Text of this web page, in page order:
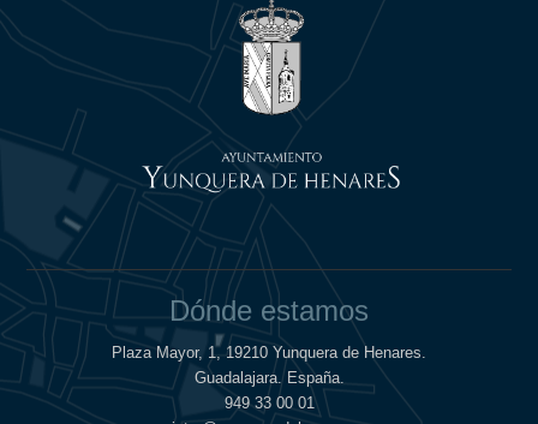
Dónde estamos
Plaza Mayor, 1, 19210 Yunquera de Henares.
Guadalajara. España.
949 33 00 01